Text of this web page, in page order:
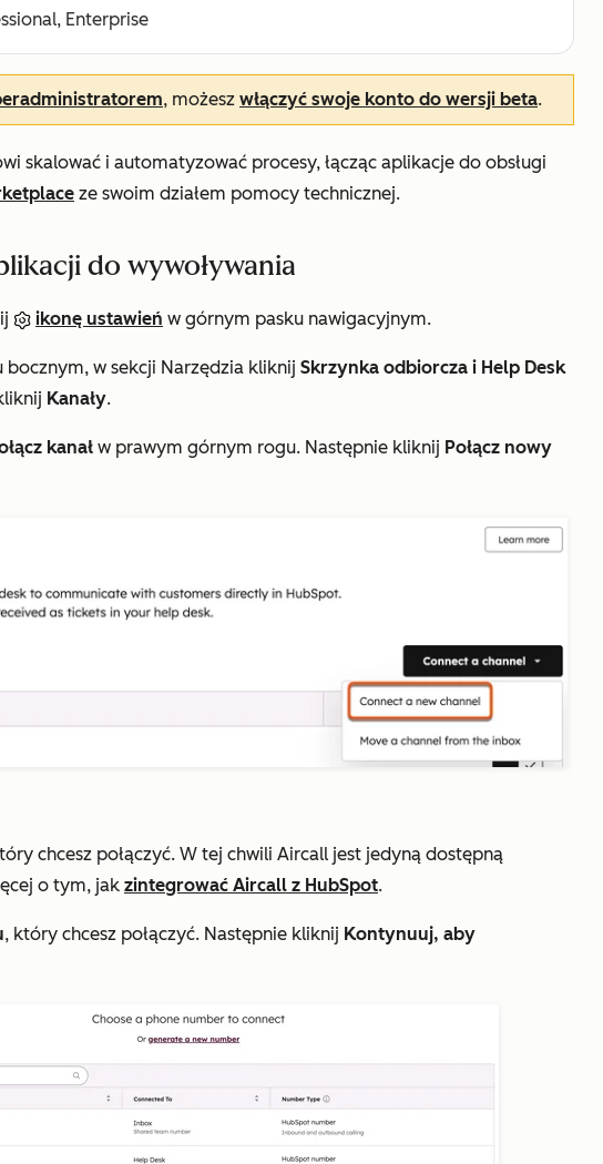
Enterprise
, możesz włączyć swoje konto do wersji beta.
skalować i automatyzować procesy, łącząc aplikacje do obsługi
ze swoim działem pomocy technicznej.
do wywoływania
ikonę ustawień w górnym pasku nawigacyjnym.
bocznym, w sekcji Narzędzia kliknij Skrzynka odbiorcza i Help Desk
Kanały.
kanał w prawym górnym rogu. Następnie kliknij Połącz nowy
chcesz połączyć. W tej chwili Aircall jest jedyną dostępną
o tym, jak zintegrować Aircall z HubSpot.
, który chcesz połączyć. Następnie kliknij Kontynuuj, aby